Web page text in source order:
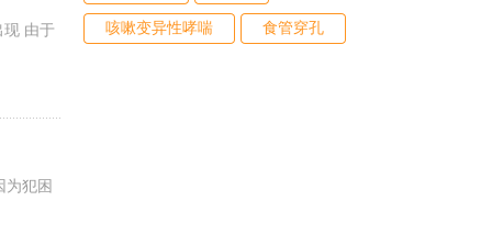
由于
为犯困
咳嗽变异性哮喘 食管穿孔